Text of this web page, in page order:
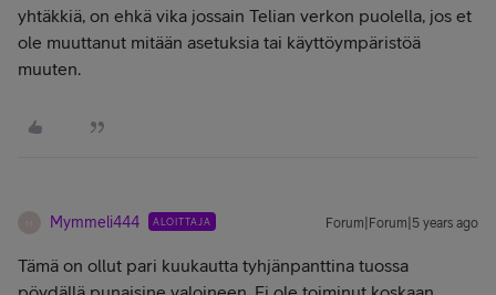
yhtäkkiä, on ehkä vika jossain Telian verkon puolella, jos et
ole muuttanut mitään asetuksia tai käyttöympäristöä
muuten.
Mymmeli444 ALOITTAJA Forum|Forum|5 years ago
Tämä on ollut pari kuukautta tyhjänpanttina tuossa